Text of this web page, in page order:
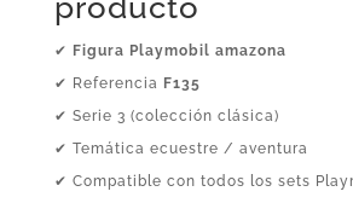
✔ Figura Playmobil amazona
✔ Referencia F135
✔ Serie 3 (colección clásica)
✔ Temática ecuestre / aventura
✔ Compatible con todos los sets